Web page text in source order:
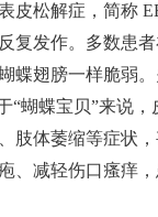
皮松解症，简称
复发作。多数患
蝶翅膀一样脆弱
“蝴蝶宝贝”来说
肢体萎缩等症状
、减轻伤口瘙痒